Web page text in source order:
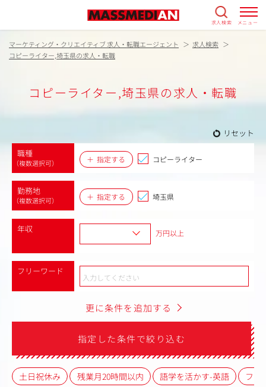
求人検索 メニュー
マーケティング・クリエイティブ 求人・転職エージェント
求人検索
コピーライター,埼玉県の求人・転職
コピーライター,埼玉県の求人・転職
リセット
職種
（複数選択可） 指定する コピーライター
勤務地
（複数選択可） 指定する 埼玉県
年収 万円以上
フリーワード
更に条件を追加する
指定した条件で絞り込む
土日祝休み 残業月20時間以内 語学を活かす-英語 フレ